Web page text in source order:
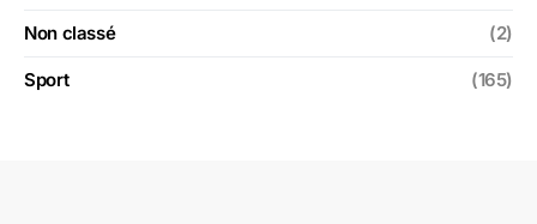
Non classé (2)
Sport (165)